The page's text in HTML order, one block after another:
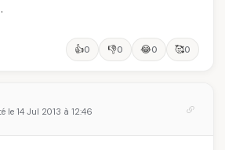
👍0 👎0 😂0 🥰0
le 14 Jul 2013 à 12:46